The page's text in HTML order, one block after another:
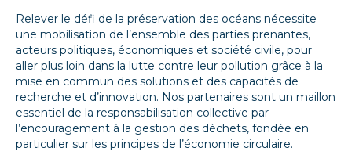
Relever le défi de la préservation des océans nécessite
une mobilisation de l’ensemble des parties prenantes,
acteurs politiques, économiques et société civile, pour
aller plus loin dans la lutte contre leur pollution grâce à la
mise en commun des solutions et des capacités de
recherche et d’innovation. Nos partenaires sont un maillon
essentiel de la responsabilisation collective par
l’encouragement à la gestion des déchets, fondée en
particulier sur les principes de l’économie circulaire.